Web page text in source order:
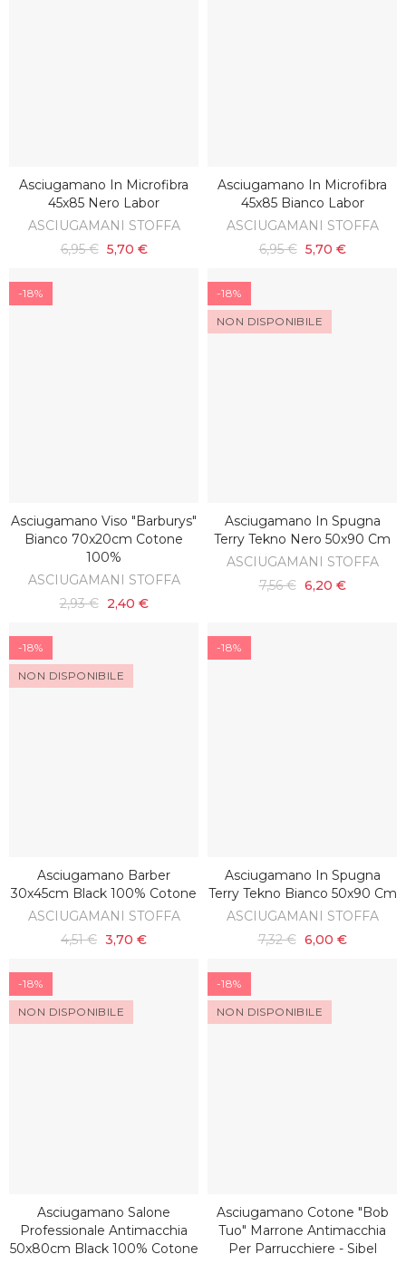
AGGIUNGI AL CARRELLO
Asciugamano In Microfibra
45x85 Nero Labor
ASCIUGAMANI STOFFA
6,95 € 5,70 €
AGGIUNGI AL CARRELLO
Asciugamano In Microfibra
45x85 Bianco Labor
ASCIUGAMANI STOFFA
6,95 € 5,70 €
-18%
AGGIUNGI AL CARRELLO
Asciugamano Viso "barburys"
Bianco 70x20cm Cotone
100%
ASCIUGAMANI STOFFA
2,93 € 2,40 €
-18%
NON DISPONIBILE
SCOPRI
Asciugamano In Spugna
Terry Tekno Nero 50x90 Cm
ASCIUGAMANI STOFFA
7,56 € 6,20 €
-18%
NON DISPONIBILE
SCOPRI
Asciugamano Barber
30x45cm Black 100% Cotone
ASCIUGAMANI STOFFA
4,51 € 3,70 €
-18%
AGGIUNGI AL CARRELLO
Asciugamano In Spugna
Terry Tekno Bianco 50x90 Cm
ASCIUGAMANI STOFFA
7,32 € 6,00 €
-18%
NON DISPONIBILE
SCOPRI
Asciugamano Salone
Professionale Antimacchia
50x80cm Black 100% Cotone
-18%
NON DISPONIBILE
SCOPRI
Asciugamano Cotone "bob
Tuo" Marrone Antimacchia
Per Parrucchiere - Sibel